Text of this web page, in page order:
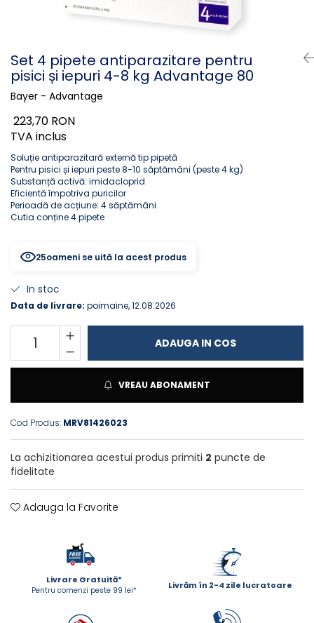
DIETE VETERINARE
ROYAL CANIN DIETE
HILLS PD
MONGE
PIPETE
ZGĂRZI
COMPRIMATE
ANTIPARAZITARE INTERNE
NUTRACEUTICE
VITAMINE
RECOMPENSE
ACCESORII
TRIXIE
JUCARII
Masina de tuns
Perie
Recipient hrana
DIETĂ USCATĂ
DIETĂ UMEDĂ
ANTIPARAZITARE EXTERNE
PIPETE
ADVANTAGE
PASTILE
ANTIPARAZITARE INTERNE
ACCESORII
NISIP
Set 4 pipete antiparazitare pentru
pisici și iepuri 4-8 kg Advantage 80
Bayer - Advantage
223,70 RON
TVA inclus
Soluție antiparazitară externă tip pipetă
Pentru pisici și iepuri peste 8-10 săptămâni (peste 4 kg)
Substanță activă: imidacloprid
Eficientă împotriva puricilor
Perioadă de acțiune: 4 săptămâni
Cutia conține 4 pipete
25oameni se uită la acest produs
In stoc
Data de livrare: poimaine, 12.08.2026
ADAUGA IN COS
VREAU ABONAMENT
Cod Produs: MRV81426023
La achizitionarea acestui produs primiti 2 puncte de
fidelitate
Adauga la Favorite
Livrare Gratuită*
Pentru comenzi peste 99 lei* Livrăm în 2-4 zile lucratoare